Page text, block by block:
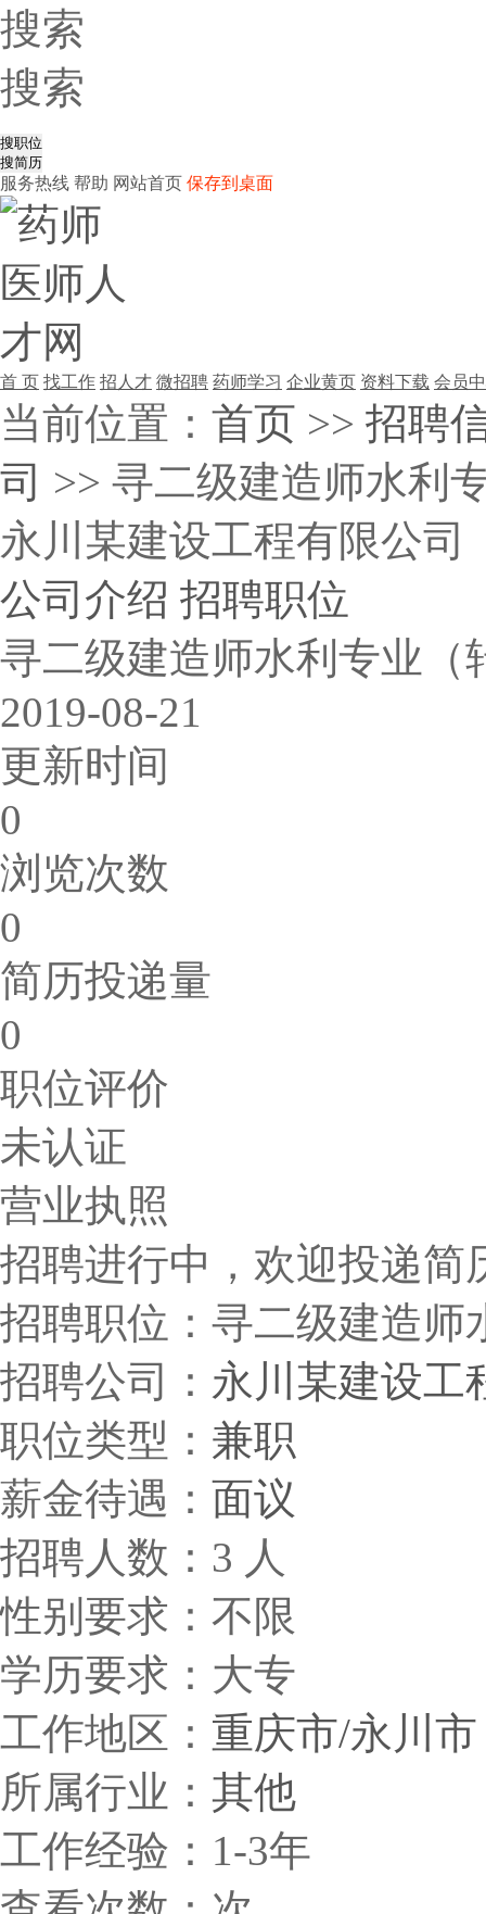
搜索
搜索
服务热线 帮助 网站首页 保存到桌面
首 页 找工作 招人才 微招聘 药师学习 企业黄页 资料下载 会员
当前位置： 首页 >> 招聘
司 >> 寻二级建造师水利
永川某建设工程有限公司
公司介绍 招聘职位
寻二级建造师水利专业（
2019-08-21
更新时间
0
浏览次数
0
简历投递量
0
职位评价
未认证
营业执照
招聘进行中，欢迎投递简
招聘职位：寻二级建造师
招聘公司： 永川某建设工
职位类型： 兼职
薪金待遇： 面议
招聘人数：3 人
性别要求：不限
学历要求：大专
工作地区： 重庆市/永川市
所属行业： 其他
工作经验：1-3年